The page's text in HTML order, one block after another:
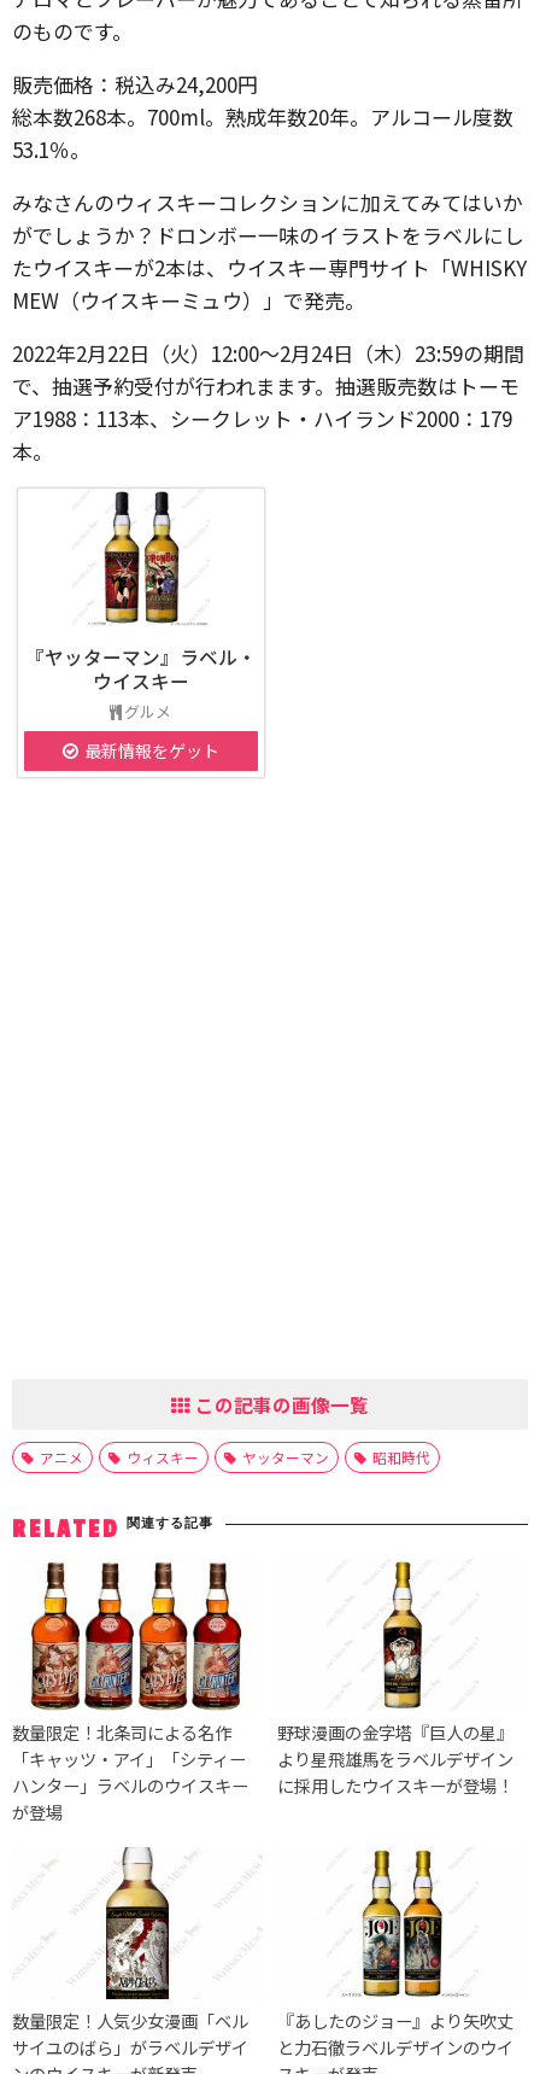
のものです。
販売価格：税込み24,200円
総本数268本。700ml。熟成年数20年。アルコール度数
53.1％。
みなさんのウィスキーコレクションに加えてみてはいか
がでしょうか？ドロンボー一味のイラストをラベルにし
たウイスキーが2本は、ウイスキー専門サイト「WHISKY
MEW（ウイスキーミュウ）」で発売。
2022年2月22日（火）12:00～2月24日（木）23:59の期間
で、抽選予約受付が行われまます。抽選販売数はトーモ
ア1988：113本、シークレット・ハイランド2000：179
本。
『ヤッターマン』ラベル・
ウイスキー
グルメ
最新情報をゲット
この記事の画像一覧
アニメ ウィスキー ヤッターマン 昭和時代
RELATED 関連する記事
数量限定！北条司による名作
「キャッツ・アイ」「シティー
ハンター」ラベルのウイスキー
が登場
野球漫画の金字塔『巨人の星』
より星飛雄馬をラベルデザイン
に採用したウイスキーが登場！
数量限定！人気少女漫画「ベル
サイユのばら」がラベルデザイ
『あしたのジョー』より矢吹丈
と力石徹ラベルデザインのウイ